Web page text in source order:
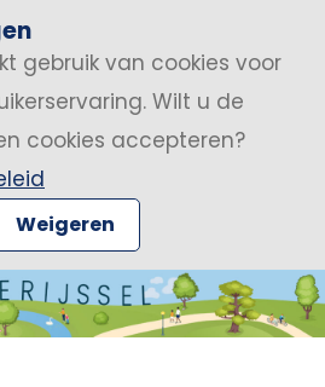
gebruik van cookies voor
Wilt u de
cookies accepteren?
Weigeren